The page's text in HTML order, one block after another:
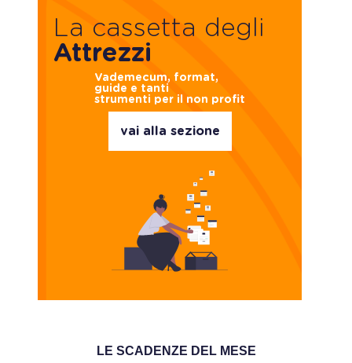
La cassetta degli
Attrezzi
Vademecum, format,
guide e tanti
strumenti per il non profit
vai alla sezione
LE SCADENZE DEL MESE